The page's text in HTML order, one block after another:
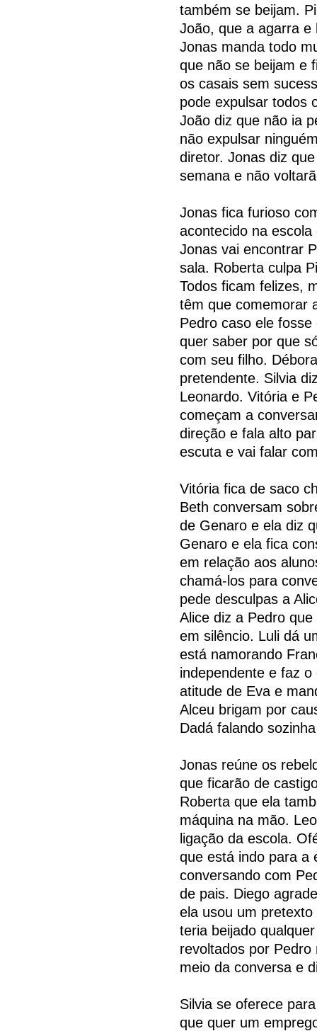
também se beijam.
João, que a agarra
Jonas manda todo
que não se beijam e
os casais sem
pode expulsar todos
João diz que não ia
não expulsar
diretor. Jonas diz
semana e não
Jonas fica furioso
acontecido na
Jonas vai encontrar
sala. Roberta culpa
Todos ficam felizes,
têm que comemorar
Pedro caso ele
quer saber por que
com seu filho.
pretendente. Silvia
Leonardo. Vitória e
começam a
direção e fala alto
escuta e vai falar
Vitória fica de saco
Beth conversam
de Genaro e ela diz
Genaro e ela fica
em relação aos
chamá-los para
pede desculpas a
Alice diz a Pedro
em silêncio. Luli dá
está namorando
independente e faz
atitude de Eva e
Alceu brigam por
Dadá falando
Jonas reúne os
que ficarão de
Roberta que ela
máquina na mão.
ligação da escola.
que está indo para a
conversando com
de pais. Diego
ela usou um
teria beijado
revoltados por
meio da conversa e
Silvia se oferece
que quer um